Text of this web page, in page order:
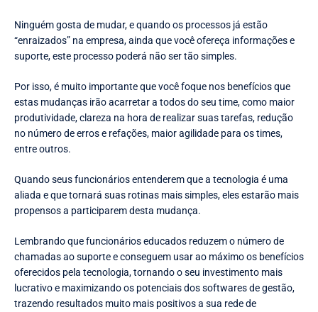
Ninguém gosta de mudar, e quando os processos já estão
“enraizados” na empresa, ainda que você ofereça informações e
suporte, este processo poderá não ser tão simples.
Por isso, é muito importante que você foque nos benefícios que
estas mudanças irão acarretar a todos do seu time, como maior
produtividade, clareza na hora de realizar suas tarefas, redução
no número de erros e refações, maior agilidade para os times,
entre outros.
Quando seus funcionários entenderem que a tecnologia é uma
aliada e que tornará suas rotinas mais simples, eles estarão mais
propensos a participarem desta mudança.
Lembrando que funcionários educados reduzem o número de
chamadas ao suporte e conseguem usar ao máximo os benefícios
oferecidos pela tecnologia, tornando o seu investimento mais
lucrativo e maximizando os potenciais dos softwares de gestão,
trazendo resultados muito mais positivos a sua rede de